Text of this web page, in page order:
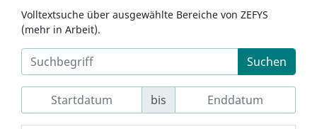
Volltextsuche über ausgewählte Bereiche von ZEFYS
(mehr in Arbeit).
Suchen
bis